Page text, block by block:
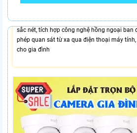
hãng Dahua chất lượng hình ảnh 4K bảo vệ
sắc nét, tích hợp công nghệ hồng ngoại ban
phép quan sát từ xa qua điện thoại máy
cho gia đình